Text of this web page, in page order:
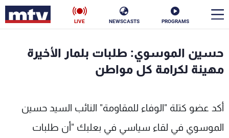
PROGRAMS
NEWSCASTS
LIVE
حسين الموسوي: طلبات بلمار الأخيرة
مهينة لكرامة كل مواطن
أكد عضو كتلة "الوفاء للمقاومة" النائب السيد حسين
الموسوي في لقاء سياسي في بعلبك "أن طلبات
الأخبار